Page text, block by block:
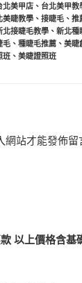
北美甲店、 台北美甲教
美睫教學、 接睫毛、 推
北接睫毛教學、 新北種
毛、 種睫毛推薦、 美睫
班、 美睫證照班
網站才能發佈留
以上價格含基